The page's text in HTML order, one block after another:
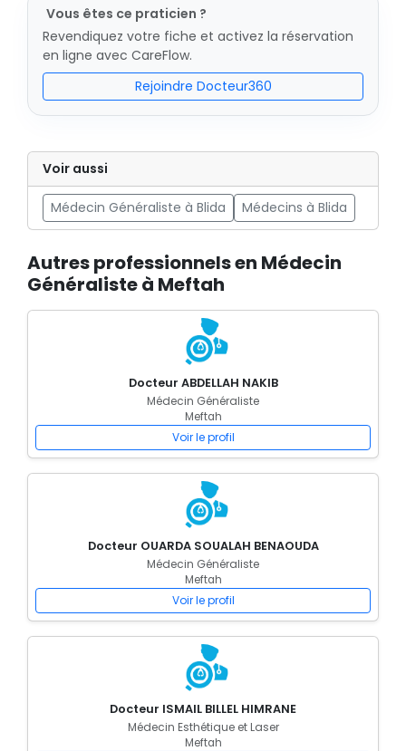
Vous êtes ce praticien ?
Revendiquez votre fiche et activez la réservation
en ligne avec CareFlow.
Rejoindre Docteur360
Voir aussi
Médecin Généraliste à Blida Médecins à Blida
Autres professionnels en Médecin
Généraliste à Meftah
Docteur ABDELLAH NAKIB
Médecin Généraliste
Meftah
Voir le profil
Docteur OUARDA SOUALAH BENAOUDA
Médecin Généraliste
Meftah
Voir le profil
Docteur ISMAIL BILLEL HIMRANE
Médecin Esthétique et Laser
Meftah